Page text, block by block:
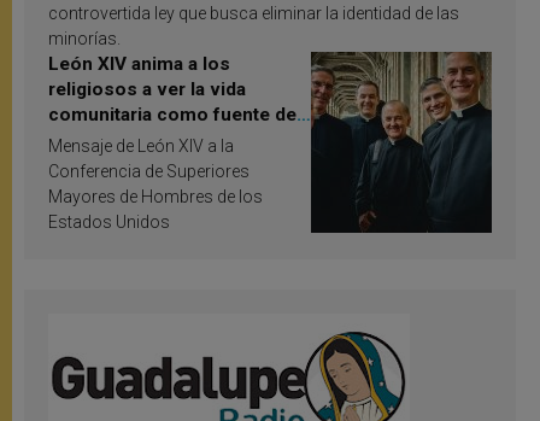
controvertida ley que busca eliminar la identidad de las
minorías.
León XIV anima a los
religiosos a ver la vida
comunitaria como fuente de
inspiración y santificación
Mensaje de León XIV a la
Conferencia de Superiores
Mayores de Hombres de los
Estados Unidos